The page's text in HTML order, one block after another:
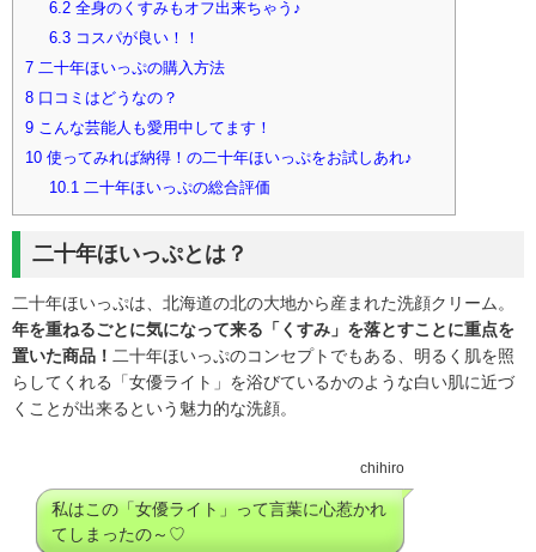
6.2全身のくすみもオフ出来ちゃう♪
6.3コスパが良い！！
7 二十年ほいっぷの購入方法
8 口コミはどうなの？
9 こんな芸能人も愛用中してます！
10 使ってみれば納得！の二十年ほいっぷをお試しあれ♪
10.1 二十年ほいっぷの総合評価
二十年ほいっぷとは？
二十年ほいっぷは、北海道の北の大地から産まれた洗顔クリーム。
年を重ねるごとに気になって来る「くすみ」を落とすことに重点を
置いた商品！ 二十年ほいっぷのコンセプトでもある、明るく肌を照
らしてくれる「女優ライト」を浴びているかのような白い肌に近づ
くことが出来るという魅力的な洗顔。
chihiro
私はこの「女優ライト」って言葉に心惹かれ
てしまったの～♡